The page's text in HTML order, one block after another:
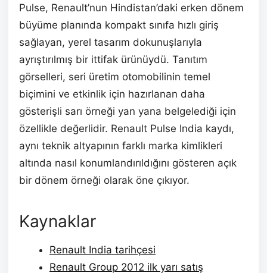
Pulse, Renault’nun Hindistan’daki erken dönem
büyüme planında kompakt sınıfa hızlı giriş
sağlayan, yerel tasarım dokunuşlarıyla
ayrıştırılmış bir ittifak ürünüydü. Tanıtım
görselleri, seri üretim otomobilinin temel
biçimini ve etkinlik için hazırlanan daha
gösterişli sarı örneği yan yana belgelediği için
özellikle değerlidir. Renault Pulse India kaydı,
aynı teknik altyapının farklı marka kimlikleri
altında nasıl konumlandırıldığını gösteren açık
bir dönem örneği olarak öne çıkıyor.
Kaynaklar
Renault India tarihçesi
Renault Group 2012 ilk yarı satış